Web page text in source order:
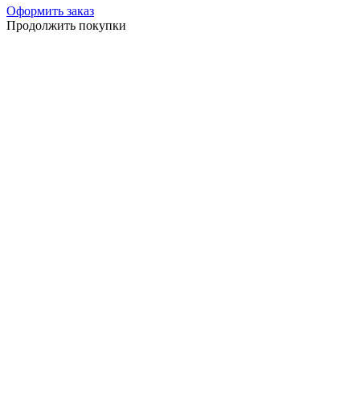
Оформить заказ
Продолжить покупки